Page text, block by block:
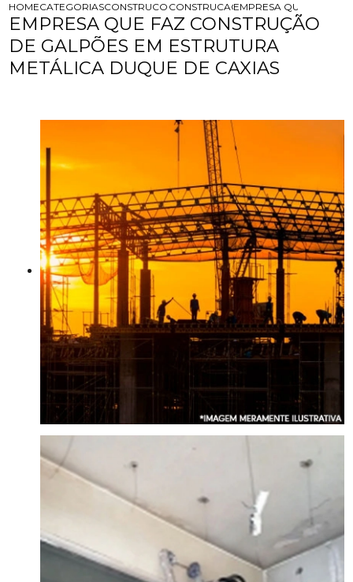
HOMECATEGORIASCONSTRUCOES DE GALPOES METALICOS
CONSTRUCAO DE UM GALPAO
EMPRESA QUE FAZ
EMPRESA QUE FAZ CONSTRUÇÃO
DE GALPÕES EM ESTRUTURA
METÁLICA DUQUE DE CAXIAS